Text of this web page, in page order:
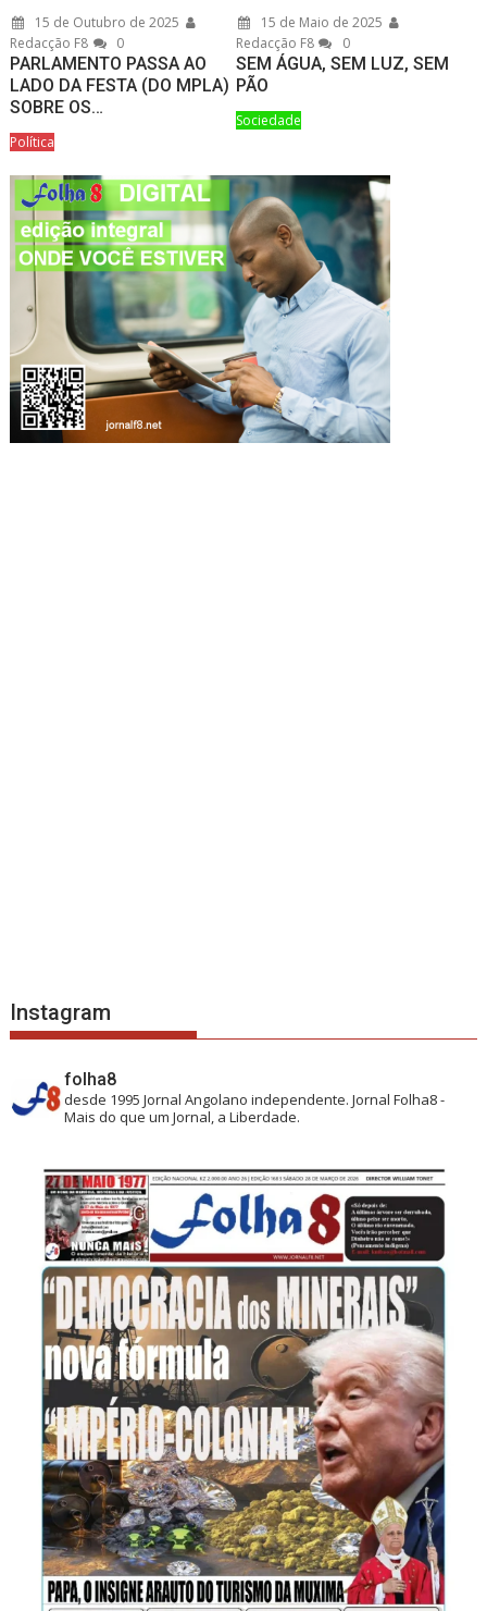
15 de Outubro de 2025
Redacção F8
0
PARLAMENTO PASSA AO
LADO DA FESTA (DO MPLA)
SOBRE OS…
Política
15 de Maio de 2025
Redacção F8
0
SEM ÁGUA, SEM LUZ, SEM
PÃO
Sociedade
Instagram
folha8
desde 1995 Jornal Angolano independente.Jornal Folha8 -
Mais do que um Jornal, a Liberdade.